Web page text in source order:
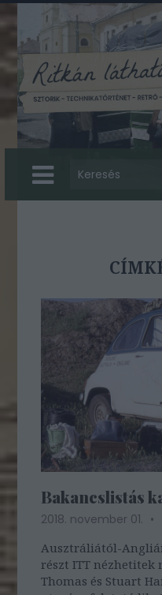
Bakancslistás
2018. november 01.
Ausztráliától-
részt ITT nézhetitek
Thomas és Stuart